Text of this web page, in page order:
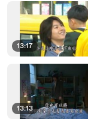
13:17
13:13